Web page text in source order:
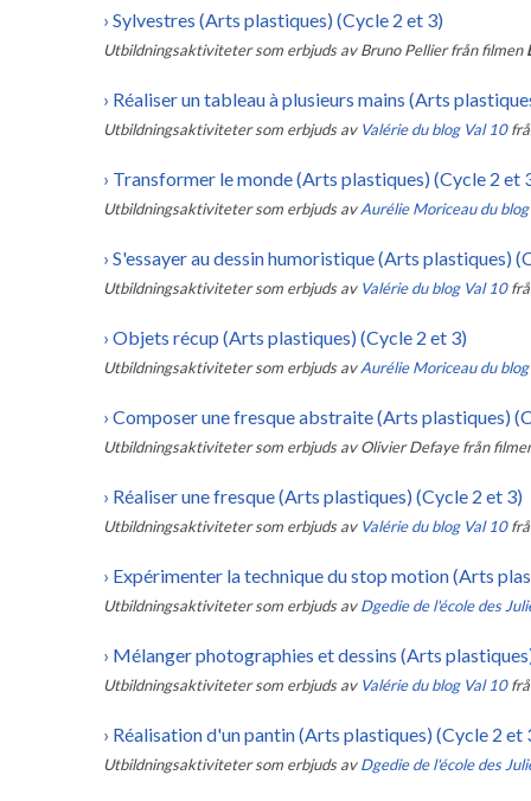
› Sylvestres (Arts plastiques) (Cycle 2 et 3)
Utbildningsaktiviteter som erbjuds av Bruno Pellier från filmen
› Réaliser un tableau à plusieurs mains (Arts
Utbildningsaktiviteter som erbjuds av Valérie du blog Val 10
› Transformer le monde (Arts plastiques) (Cycle 2 et
Utbildningsaktiviteter som erbjuds av Aurélie Moriceau du
› S'essayer au dessin humoristique (Arts plastiques)
Utbildningsaktiviteter som erbjuds av Valérie du blog Val 10
› Objets récup (Arts plastiques) (Cycle 2 et 3)
Utbildningsaktiviteter som erbjuds av Aurélie Moriceau du
› Composer une fresque abstraite (Arts plastiques)
Utbildningsaktiviteter som erbjuds av Olivier Defaye från
› Réaliser une fresque (Arts plastiques) (Cycle 2 et 3)
Utbildningsaktiviteter som erbjuds av Valérie du blog Val 10
› Expérimenter la technique du stop motion (Arts
Utbildningsaktiviteter som erbjuds av Dgedie de l'école des
› Mélanger photographies et dessins (Arts
Utbildningsaktiviteter som erbjuds av Valérie du blog Val 10
› Réalisation d'un pantin (Arts plastiques) (Cycle 2 et
Utbildningsaktiviteter som erbjuds av Dgedie de l'école des